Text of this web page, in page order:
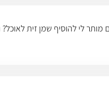
לי להוסיף שמן זית